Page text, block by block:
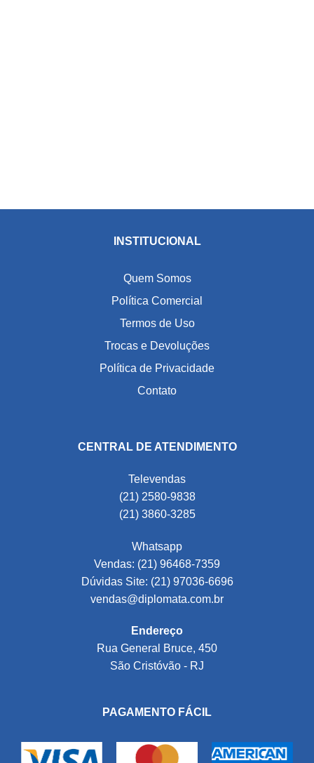
INSTITUCIONAL
Quem Somos
Política Comercial
Termos de Uso
Trocas e Devoluções
Política de Privacidade
Contato
CENTRAL DE ATENDIMENTO
Televendas
(21) 2580-9838
(21) 3860-3285
Whatsapp
Vendas: (21) 96468-7359
Dúvidas Site: (21) 97036-6696
vendas@diplomata.com.br
Endereço
Rua General Bruce, 450
São Cristóvão - RJ
PAGAMENTO FÁCIL